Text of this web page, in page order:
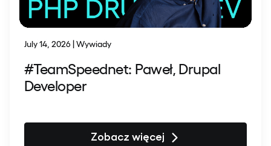
July 14, 2026 | Wywiady
#TeamSpeednet: Paweł, Drupal
Developer
Zobacz więcej